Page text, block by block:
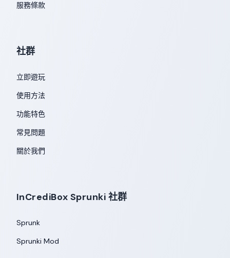
服務條款
社群
立即遊玩
使用方法
功能特色
常見問題
關於我們
InCrediBox Sprunki 社群
Sprunk
Sprunki Mod